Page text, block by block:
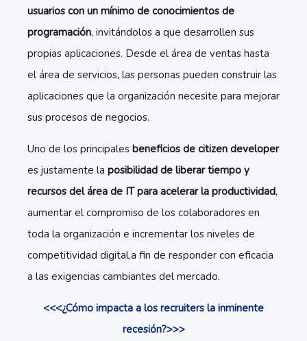
usuarios con un mínimo de conocimientos de
programación, invitándolos a que desarrollen sus
propias aplicaciones. Desde el área de ventas hasta
el área de servicios, las personas pueden construir las
aplicaciones que la organización necesite para mejorar
sus procesos de negocios.
Uno de los principales beneficios de citizen developer
es justamente la posibilidad de liberar tiempo y
recursos del área de IT para acelerar la productividad,
aumentar el compromiso de los colaboradores en
toda la organización e incrementar los niveles de
competitividad digital,a fin de responder con eficacia
a las exigencias cambiantes del mercado.
<<<¿Cómo impacta a los recruiters la inminente
recesión?>>>